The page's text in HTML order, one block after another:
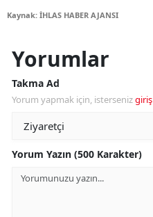
Kaynak: İHLAS HABER AJANSI
Yorumlar
Takma Ad
Yorum yapmak için, istersenizgiriş
Yorum Yazın (500 Karakter)